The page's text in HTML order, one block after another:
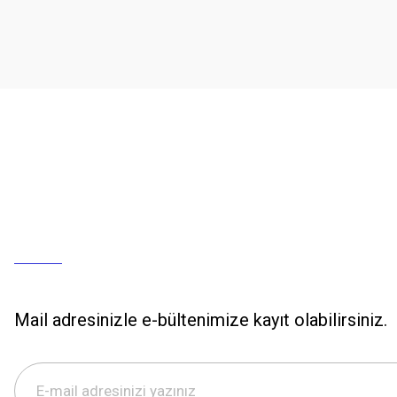
Mail adresinizle e-bültenimize kayıt olabilirsiniz.